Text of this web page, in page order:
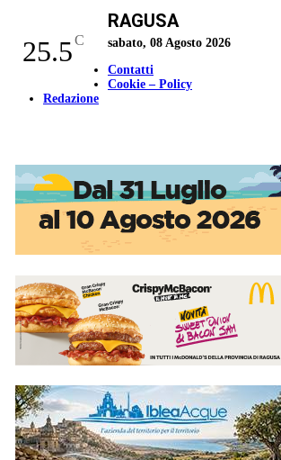
25.5C
RAGUSA
sabato, 08 Agosto 2026
Contatti
Cookie – Policy
Redazione